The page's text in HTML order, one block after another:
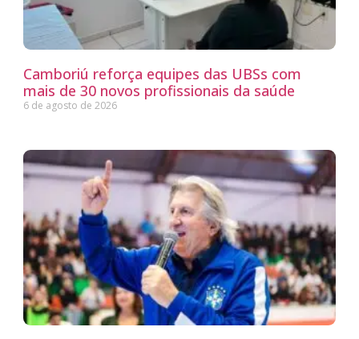
Camboriú reforça equipes das UBSs com
mais de 30 novos profissionais da saúde
6 de agosto de 2026